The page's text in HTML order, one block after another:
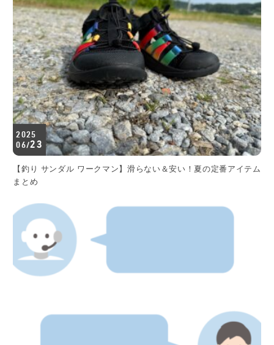
2025
06/23
【釣り サンダル ワークマン】滑らない＆安い！夏の定番アイテム
まとめ